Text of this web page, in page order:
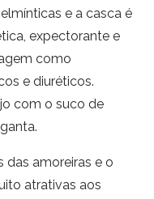
e a casca é
expectorante e
como
e diuréticos.
com o suco de
das amoreiras e o
atrativas aos